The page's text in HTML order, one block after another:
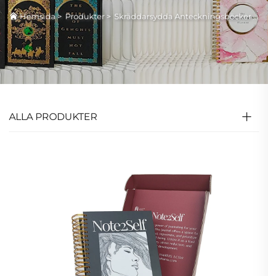
Hemsida> Produkter > Skräddarsydda Anteckningsböcker Tryck
ALLA PRODUKTER